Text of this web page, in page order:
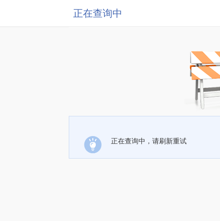
正在查询中
正在查询中，请刷新重试